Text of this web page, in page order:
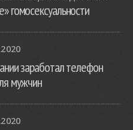
гомосексуальности
заработал телефон
мужчин